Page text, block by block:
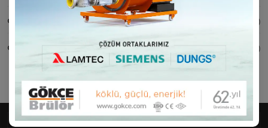
Форма опроса (-)
Форма благодарности (-)